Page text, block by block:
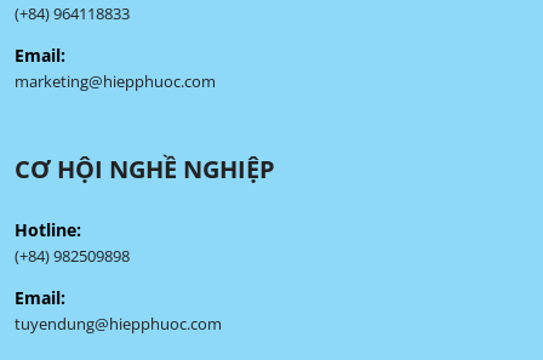
(+84) 964118833
Email:
marketing@hiepphuoc.com
CƠ HỘI NGHỀ NGHIỆP
Hotline:
(+84) 982509898
Email:
tuyendung@hiepphuoc.com